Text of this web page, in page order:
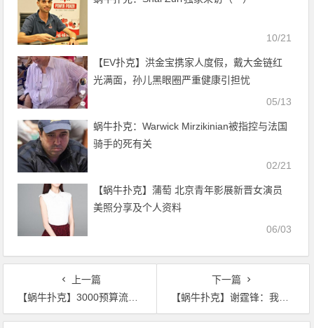
10/21
【EV扑克】洪金宝携家人度假，戴大金链红
光满面，孙儿黑眼圈严重健康引担忧
05/13
蜗牛扑克：Warwick Mirzikinian被指控与法国
骑手的死有关
02/21
【蜗牛扑克】蒲萄 北京青年影展新晋女演员
美照分享及个人资料
06/03
上一篇
【蜗牛扑克】3000预算流量女星同款美包Get
下一篇
【蜗牛扑克】谢霆锋：我除了做演员，还是美食顾问